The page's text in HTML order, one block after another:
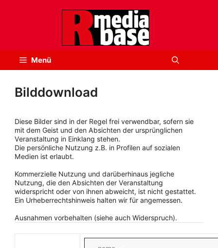
Menü
Bilddownload
Diese Bilder sind in der Regel frei verwendbar, sofern sie
mit dem Geist und den Absichten der ursprünglichen
Veranstaltung in Einklang stehen.
Die persönliche Nutzung z.B. in Profilen auf sozialen
Medien ist erlaubt.
Kommerzielle Nutzung und darüberhinaus jegliche
Nutzung, die den Absichten der Veranstaltung
widerspricht oder von ihnen abweicht, ist nicht gestattet.
Ein Urheberrechtshinweis halten wir für angemessen.
Ausnahmen vorbehalten (siehe auch Widerspruch).